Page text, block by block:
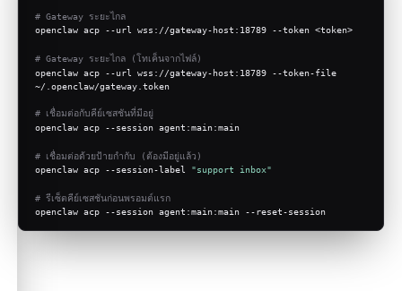
# Gateway ระยะไกล
openclaw acp --url wss://gateway-host:18789 --token <token>
# Gateway ระยะไกล (โทเค็นจากไฟล์)
openclaw acp --url wss://gateway-host:18789 --token-file
~/.openclaw/gateway.token
# เชื่อมต่อกับคีย์เซสชันที่มีอยู่
openclaw acp --session agent:main:main
# เชื่อมต่อด้วยป้ายกำกับ (ต้องมีอยู่แล้ว)
openclaw acp --session-label "support inbox"
# รีเซ็ตคีย์เซสชันก่อนพรอมต์แรก
openclaw acp --session agent:main:main --reset-session